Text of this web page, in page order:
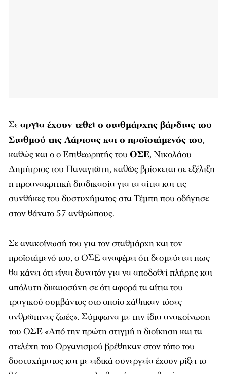
Σεαργία έχουν τεθεί ο σταθμάρχης βάρδιας του
Σταθμού της Λάρισας και ο προϊστάμενός του,
καθώς και ο ο Επιθεωρητής του ΟΣΕ, Νικολάου
Δημήτριος του Παναγιώτη, καθώς βρίσκεται σε εξέλιξη
η προανακριτική διαδικασία για τα αίτια και τις
συνθήκες του δυστυχήματος στα Τέμπη που οδήγησε
στον θάνατο 57 ανθρώπους.
Σε ανακοίνωσή του για τον σταθμάρχη και τον
προϊστάμενό του, ο ΟΣΕ αναφέρει ότι δεσμεύεται πως
θα κάνει ότι είναι δυνατόν για να αποδοθεί πλήρης και
απόλυτη δικαιοσύνη σε ότι αφορά τα αίτια του
τραγικού συμβάντος στο οποίο χάθηκαν τόσες
ανθρώπινες ζωές». Σύμφωνα με την ίδια ανακοίνωση
του ΟΣΕ «Από την πρώτη στιγμή η διοίκηση και τα
στελέχη του Οργανισμού βρέθηκαν στον τόπο του
δυστυχήματος και με ειδικά συνεργεία έχουν ρίξει το